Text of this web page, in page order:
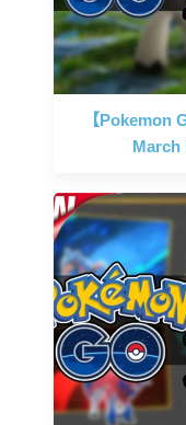
【Pokemon
March